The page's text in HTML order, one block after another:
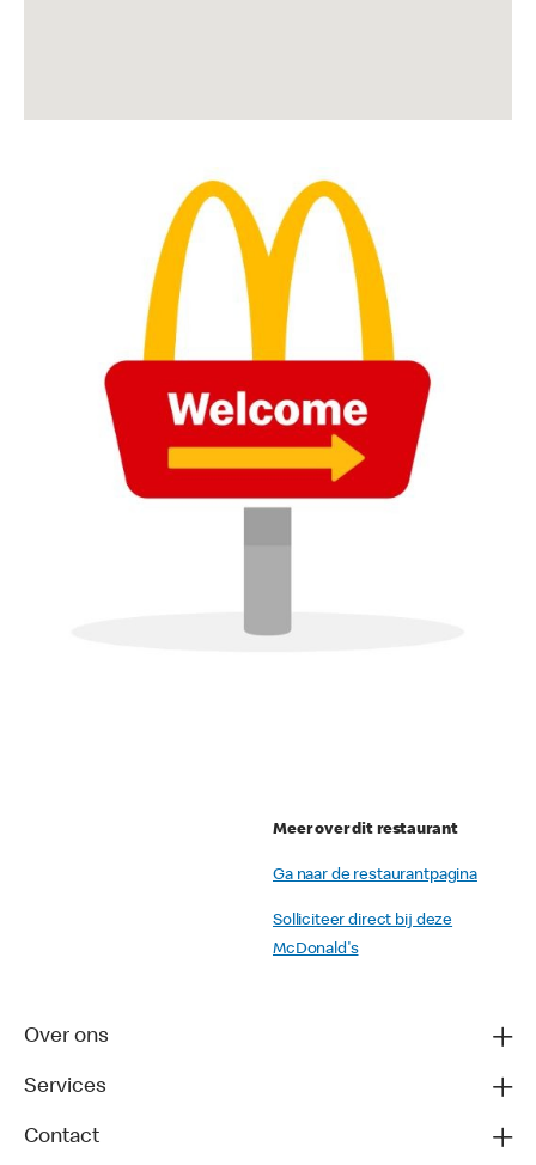
Meer over dit restaurant
Ga naar de restaurantpagina
Solliciteer direct bij deze
McDonald's
Over ons
Services
Contact